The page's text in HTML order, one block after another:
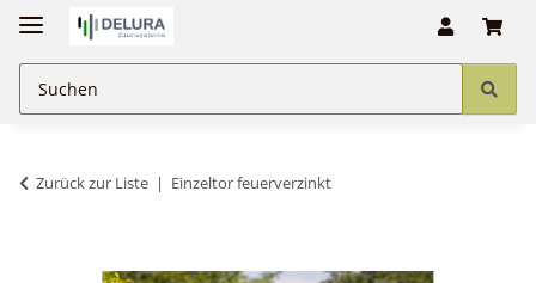
Zurück zur Liste Einzeltor feuerverzinkt